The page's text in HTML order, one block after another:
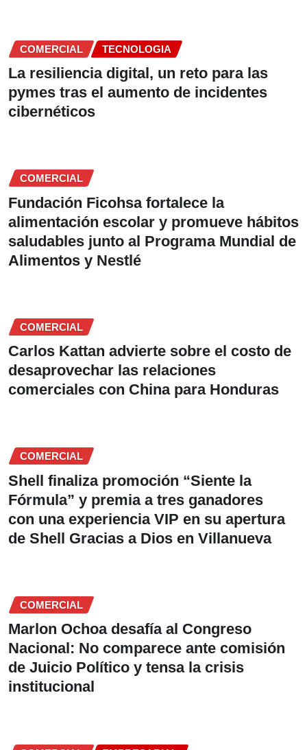
COMERCIAL TECNOLOGIA
La resiliencia digital, un reto para las
pymes tras el aumento de incidentes
cibernéticos
COMERCIAL
Fundación Ficohsa fortalece la
alimentación escolar y promueve hábitos
saludables junto al Programa Mundial de
Alimentos y Nestlé
COMERCIAL
Carlos Kattan advierte sobre el costo de
desaprovechar las relaciones
comerciales con China para Honduras
COMERCIAL
Shell finaliza promoción “Siente la
Fórmula” y premia a tres ganadores
con una experiencia VIP en su apertura
de Shell Gracias a Dios en Villanueva
COMERCIAL
Marlon Ochoa desafía al Congreso
Nacional: No comparece ante comisión
de Juicio Político y tensa la crisis
institucional